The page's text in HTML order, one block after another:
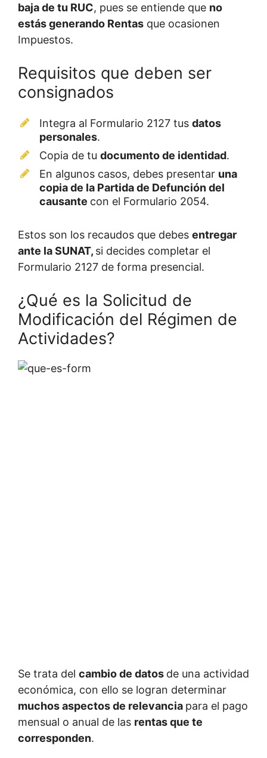
baja de tu RUC, pues se entiende que no
estás generando Rentas que ocasionen
Impuestos.
Requisitos que deben ser
consignados
Integra al Formulario 2127 tus datos
personales.
Copia de tu documento de identidad.
En algunos casos, debes presentar una
copia de la Partida de Defunción del
causante con el Formulario 2054.
Estos son los recaudos que debes entregar
ante la SUNAT, si decides completar el
Formulario 2127 de forma presencial.
¿Qué es la Solicitud de
Modificación del Régimen de
Actividades?
Se trata del cambio de datos de una actividad
económica, con ello se logran determinar
muchos aspectos de relevancia para el pago
mensual o anual de las rentas que te
corresponden.